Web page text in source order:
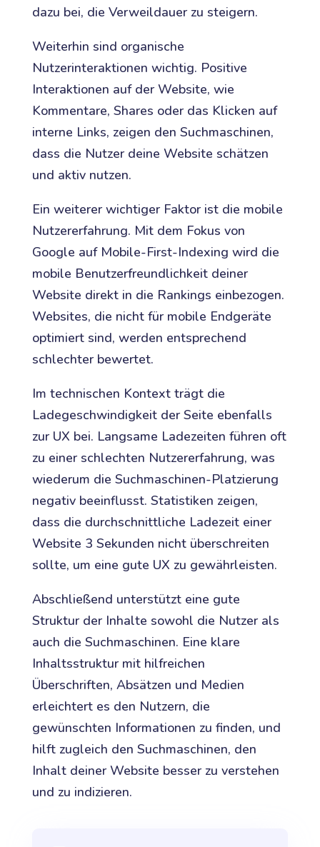
dazu bei, die Verweildauer zu steigern.
Weiterhin sind organische
Nutzerinteraktionen wichtig. Positive
Interaktionen auf der Website, wie
Kommentare, Shares oder das Klicken auf
interne Links, zeigen den Suchmaschinen,
dass die Nutzer deine Website schätzen
und aktiv nutzen.
Ein weiterer wichtiger Faktor ist die mobile
Nutzererfahrung. Mit dem Fokus von
Google auf Mobile-First-Indexing wird die
mobile Benutzerfreundlichkeit deiner
Website direkt in die Rankings einbezogen.
Websites, die nicht für mobile Endgeräte
optimiert sind, werden entsprechend
schlechter bewertet.
Im technischen Kontext trägt die
Ladegeschwindigkeit der Seite ebenfalls
zur UX bei. Langsame Ladezeiten führen oft
zu einer schlechten Nutzererfahrung, was
wiederum die Suchmaschinen-Platzierung
negativ beeinflusst. Statistiken zeigen,
dass die durchschnittliche Ladezeit einer
Website 3 Sekunden nicht überschreiten
sollte, um eine gute UX zu gewährleisten.
Abschließend unterstützt eine gute
Struktur der Inhalte sowohl die Nutzer als
auch die Suchmaschinen. Eine klare
Inhaltsstruktur mit hilfreichen
Überschriften, Absätzen und Medien
erleichtert es den Nutzern, die
gewünschten Informationen zu finden, und
hilft zugleich den Suchmaschinen, den
Inhalt deiner Website besser zu verstehen
und zu indizieren.